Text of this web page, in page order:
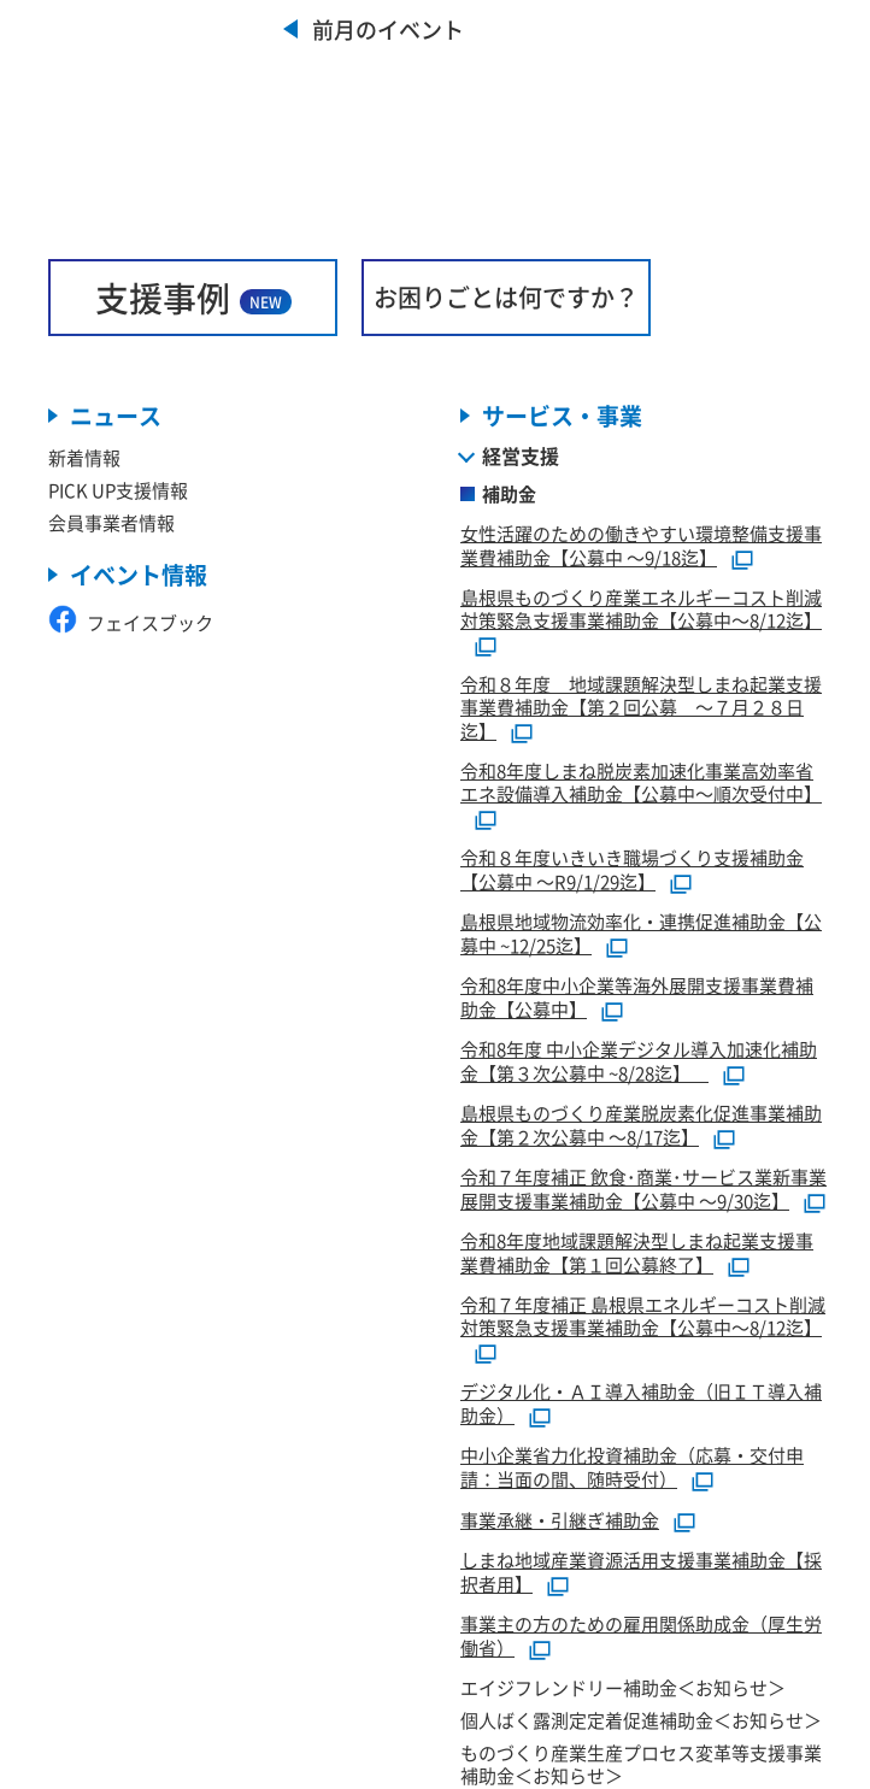
前月のイベント
支援事例 NEW お困りごとは何ですか？
ニュース
新着情報
PICK UP支援情報
会員事業者情報
イベント情報
フェイスブック
サービス・事業
経営支援
補助金
女性活躍のための働きやすい環境整備支援事
業費補助金【公募中 ～9/18迄】
島根県ものづくり産業エネルギーコスト削減
対策緊急支援事業補助金【公募中～8/12迄】
令和８年度 地域課題解決型しまね起業支援
事業費補助金【第２回公募 ～７月２８日
迄】
令和8年度しまね脱炭素加速化事業高効率省
エネ設備導入補助金【公募中～順次受付中】
令和８年度いきいき職場づくり支援補助金
【公募中 ～R9/1/29迄】
島根県地域物流効率化・連携促進補助金【公
募中 ~12/25迄】
令和8年度中小企業等海外展開支援事業費補
助金【公募中】
令和8年度 中小企業デジタル導入加速化補助
金【第３次公募中 ~8/28迄】
島根県ものづくり産業脱炭素化促進事業補助
金【第２次公募中 ～8/17迄】
令和７年度補正 飲食･商業･サービス業新事業
展開支援事業補助金【公募中 ～9/30迄】
令和8年度地域課題解決型しまね起業支援事
業費補助金【第１回公募終了】
令和７年度補正 島根県エネルギーコスト削減
対策緊急支援事業補助金【公募中～8/12迄】
デジタル化・ＡＩ導入補助金（旧ＩＴ導入補
助金）
中小企業省力化投資補助金（応募・交付申
請：当面の間、随時受付）
事業承継・引継ぎ補助金
しまね地域産業資源活用支援事業補助金【採
択者用】
事業主の方のための雇用関係助成金（厚生労
働省）
エイジフレンドリー補助金＜お知らせ＞
個人ばく露測定定着促進補助金＜お知らせ＞
ものづくり産業生産プロセス変革等支援事業
補助金＜お知らせ＞